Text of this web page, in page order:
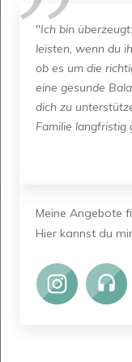
"Ich bin
leisten, wenn du
ob es um die
eine gesunde
dich zu
Familie langfristig
Meine Angebote
Hier kannst du